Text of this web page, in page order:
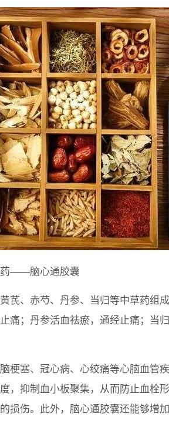
药——脑心通胶囊
芪、赤芍、丹参、当归等中草药组
痛；丹参活血祛瘀，通经止痛；当
梗塞、冠心病、心绞痛等心脑血管
，抑制血小板聚集，从而防止血栓
损伤。此外，脑心通胶囊还能够增